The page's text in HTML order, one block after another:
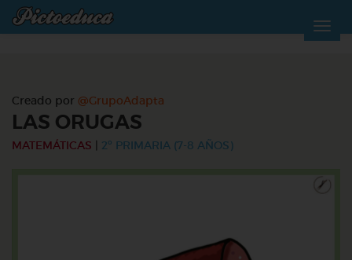
Creado por @GrupoAdapta
LAS ORUGAS
MATEMÁTICAS 2º PRIMARIA (7-8 AÑOS)